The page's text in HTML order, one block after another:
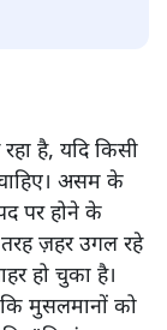
है, यदि किसी
असम के
पर होने के
ज़हर उगल रहे
हो चुका है।
कि मुसलमानों को